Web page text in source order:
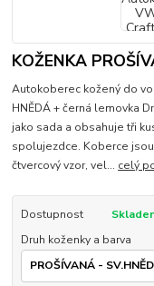
KOŽENKA
Autokoberec kožený do
HNĚDÁ + černá lemovka
jako sada a obsahuje tři
spolujezdce. Koberce
čtvercový vzor, vel... celý
Dostupnost
Druh koženky a barva